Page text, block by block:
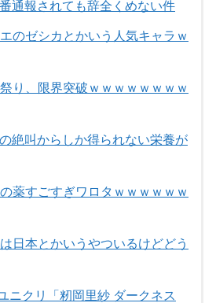
通報されても辞全くめない件
のゼシカとかいう人気キャラｗ
り、限界突破ｗｗｗｗｗｗｗｗ
絶叫からしか得られない栄養が
薬すごすぎワロタｗｗｗｗｗｗ
日本とかいうやついるけどどう
ニクリ「籾岡里紗 ダークネス